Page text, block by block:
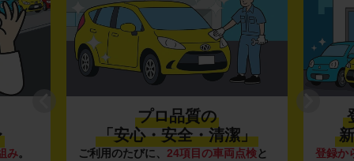
み。
プロ品質の
「安心・安全・清潔」
ご利用のたびに、 24項目の車両点検と
登録か